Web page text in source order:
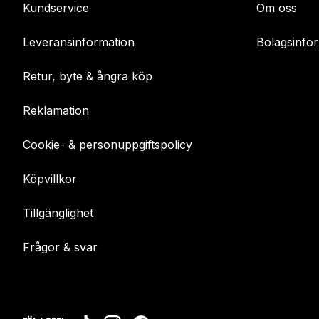
Kundservice
Leveransinformation
Retur, byte & ångra köp
Reklamation
Cookie- & personuppgiftspolicy
Köpvillkor
Tillgänglighet
Frågor & svar
Om oss